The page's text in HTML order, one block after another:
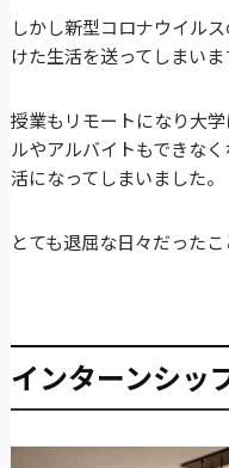
しかし新型コロナウイル
けた生活を送ってしまいま
授業もリモートになり大
ルやアルバイトもできな
活になってしまいました。
とても退屈な日々だったこ
インターンシッ